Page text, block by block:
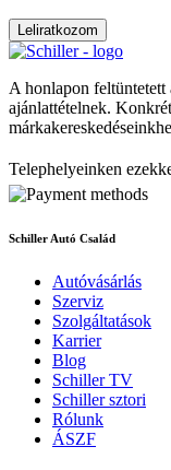
Leliratkozom
A honlapon
ajánlattételnek.
Telephelyeinken
Schiller Autó Család
Autóvásárlás
Szerviz
Szolgáltatások
Karrier
Blog
Schiller TV
Schiller sztori
Rólunk
ÁSZF